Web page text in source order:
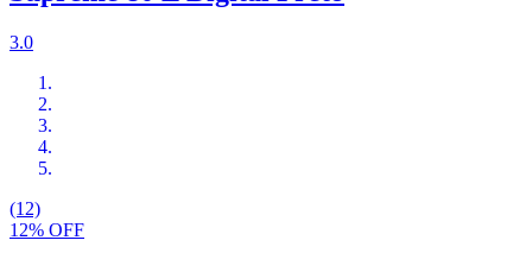
3.0
(12)
12% OFF